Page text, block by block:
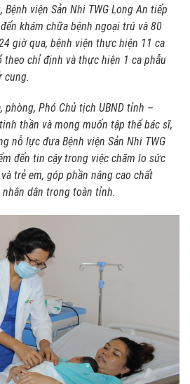
viện Sản Nhi TWG Long An tiếp
khám chữa bệnh ngoại trú và 80
giờ qua, bệnh viện thực hiện 11 ca
chỉ định và thực hiện 1 ca phẫu
cung.
phòng, Phó Chủ tịch UBND tỉnh –
thần và mong muốn tập thể bác sĩ,
nỗ lực đưa Bệnh viện Sản Nhi TWG
đến tin cậy trong việc chăm lo sức
trẻ em, góp phần nâng cao chất
dân trong toàn tỉnh.